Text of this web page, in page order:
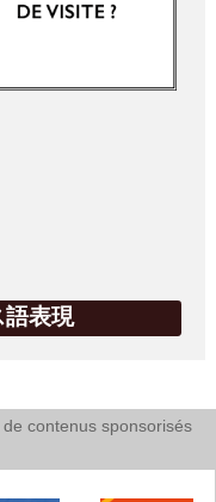
語表現
de contenus sponsorisés